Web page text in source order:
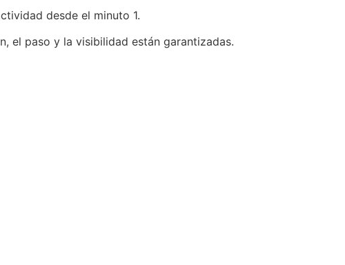
desde el minuto 1.
el paso y la visibilidad están garantizadas.